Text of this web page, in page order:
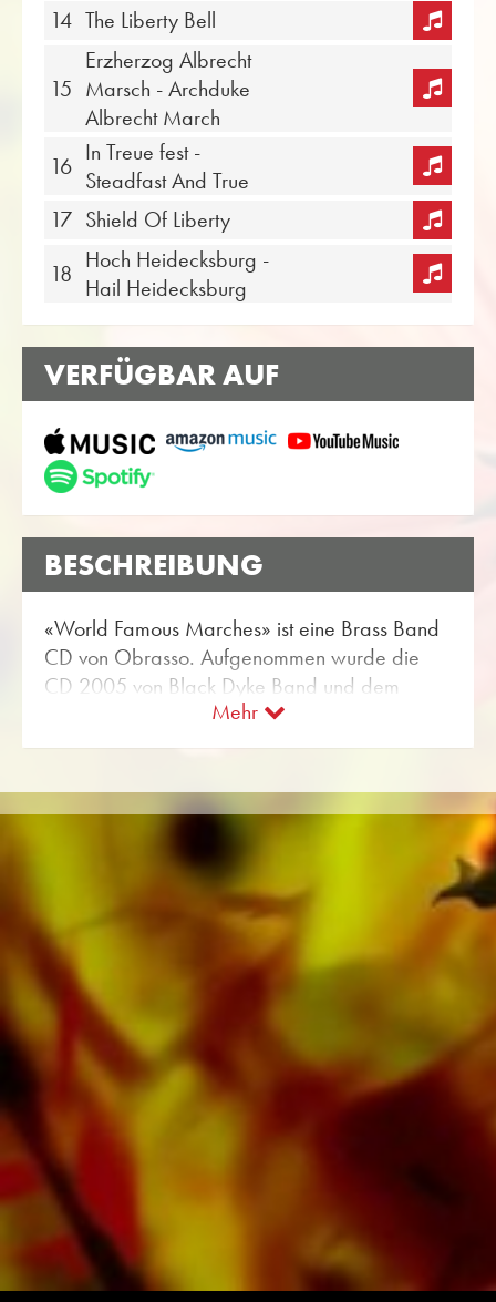
14 The Liberty Bell
15
Erzherzog Albrecht
Marsch - Archduke
Albrecht March
16
In Treue fest -
Steadfast And True
17 Shield Of Liberty
18
Hoch Heidecksburg -
Hail Heidecksburg
VERFÜGBAR AUF
BESCHREIBUNG
«World Famous Marches» ist eine Brass Band
CD von Obrasso. Aufgenommen wurde die
CD 2005 von Black Dyke Band und dem
Dirigent Nicholas J. Childs.
Das Musiklabel Obrasso Records gehört zum
Dyke Band hat zahlreiche Musik bei Obrasso
Noten für Brass Band erhältlich.
Sämtliche Tonträger sind auch digital auf den
gängigen Portalen von Apple, Amazon,
Google, Spotify und weiteren Anbietern
weltweit erhältlich.
Mehr